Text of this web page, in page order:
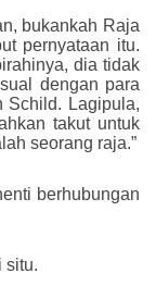
bukankah Raja
pernyataan itu.
dia tidak
dengan para
Schild. Lagipula,
takut untuk
seorang raja.”
berhubungan
situ.